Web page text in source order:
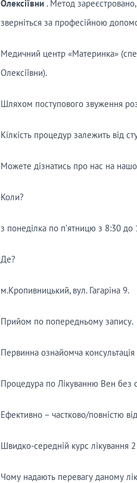
Олексіївни. Метод
зверніться за професійною
Медичний центр «Материнка»
Олексіївни).
Шляхом поступового звуження
Кілкість процедур залежить від
Можете дізнатись про нас на
Коли?
з понеділка по п’ятницю з 8:30 до
Де?
м.Кропивницький, вул. Гагаріна 9.
Прийом по попередньому запису.
Первинна ознайомча
Процедура по Лікуванню Вен без
Ефективно – частково/повністю
Швидко-середній курс лікування
Чому надають перевагу даному